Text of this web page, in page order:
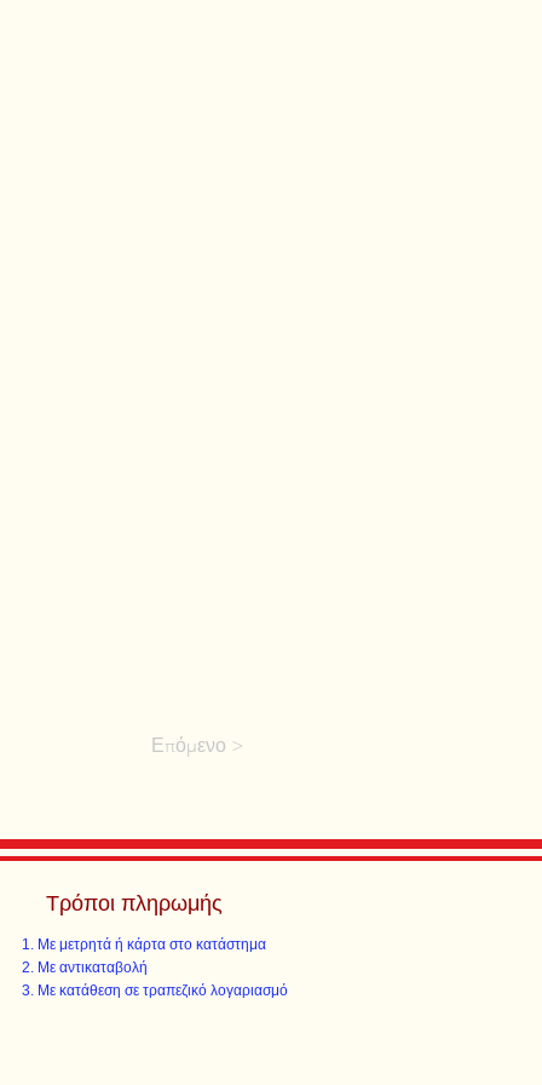
Επόμενο >
Τρόποι πληρωμής
Με μετρητά ή κάρτα στο κατάστημα
Με αντικαταβολή
Με κατάθεση σε τραπεζικό λογαριασμό